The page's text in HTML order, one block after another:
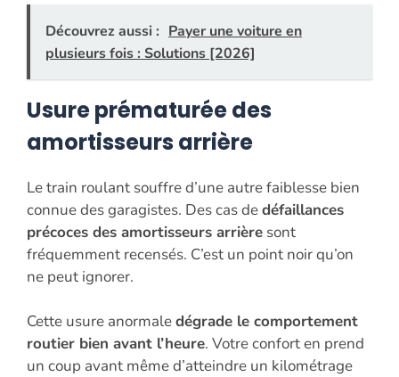
Découvrez aussi : Payer une voiture en
plusieurs fois : Solutions [2026]
Usure prématurée des
amortisseurs arrière
Le train roulant souffre d’une autre faiblesse bien
connue des garagistes. Des cas dedéfaillances
précoces des amortisseurs arrière sont
fréquemment recensés. C’est un point noir qu’on
ne peut ignorer.
Cette usure anormaledégrade le comportement
routier bien avant l’heure. Votre confort en prend
un coup avant même d’atteindre un kilométrage